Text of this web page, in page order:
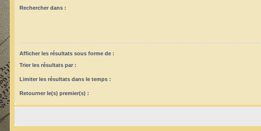
Rechercher dans :
Afficher les résultats sous forme de :
Trier les résultats par :
Limiter les résultats dans le temps :
Retourner le(s) premier(s) :